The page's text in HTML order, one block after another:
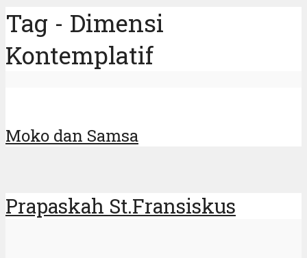
Tag - Dimensi
Kontemplatif
Moko dan Samsa
Prapaskah St.Fransiskus